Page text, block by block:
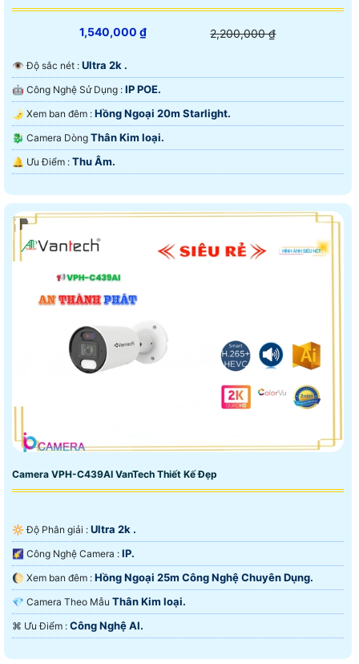
1,540,000 ₫ 2,200,000 ₫
👁 Độ sắc nét : Ultra 2k .
🤖️ Công Nghệ Sử Dụng : IP POE.
🌛 Xem ban đêm : Hồng Ngoại 20m Starlight.
🐉️ Camera Dòng Thân Kim loại.
️🔔 Ưu Điểm : Thu Âm.
Camera VPH-C439AI VanTech Thiết Kế Đẹp
🔆 Độ Phân giải : Ultra 2k .
🌠 Công Nghệ Camera : IP.
🌔 Xem ban đêm : Hồng Ngoại 25m Công Nghệ Chuyên Dụng.
💎 Camera Theo Mẫu Thân Kim loại.
️⌘ Ưu Điểm : Công Nghệ AI.